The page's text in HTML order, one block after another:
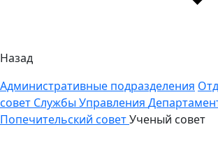
Назад
Административные подразделения
совет Службы Управления
Попечительский советУченый совет